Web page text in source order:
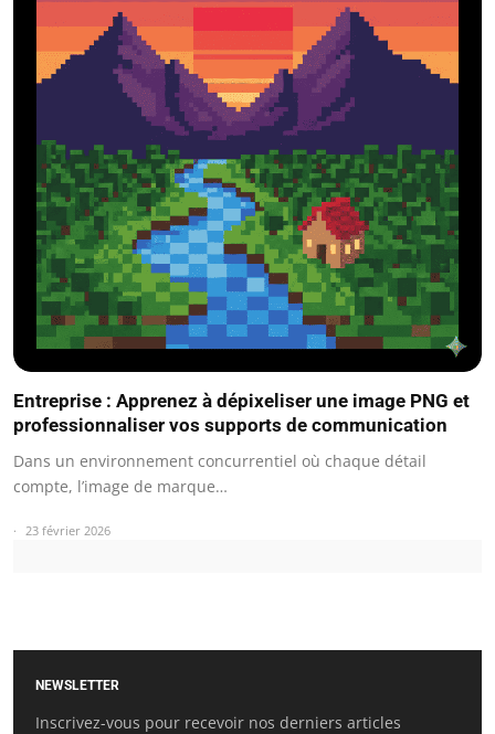
Entreprise : Apprenez à dépixeliser une image PNG et
professionnaliser vos supports de communication
Dans un environnement concurrentiel où chaque détail
compte, l’image de marque…
23 février 2026
NEWSLETTER
Inscrivez-vous pour recevoir nos derniers articles